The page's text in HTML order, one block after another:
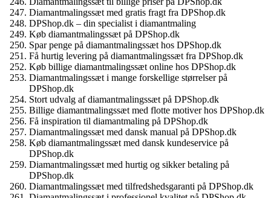
Diamantmalingssæt med gratis fragt fra DPShop.dk
DPShop.dk – din specialist i diamantmaling
Køb diamantmalingssæt på DPShop.dk
Spar penge på diamantmalingssæt hos DPShop.dk
Få hurtig levering på diamantmalingssæt fra DPShop.dk
Køb billige diamantmalingssæt online hos DPShop.dk
Diamantmalingssæt i mange forskellige størrelser på
DPShop.dk
Stort udvalg af diamantmalingssæt på DPShop.dk
Billige diamantmalingssæt med flotte motiver hos DPShop.dk
Få inspiration til diamantmaling på DPShop.dk
Diamantmalingssæt med dansk manual på DPShop.dk
Køb diamantmalingssæt med dansk kundeservice på
DPShop.dk
Diamantmalingssæt med hurtig og sikker betaling på
DPShop.dk
Diamantmalingssæt med tilfredshedsgaranti på DPShop.dk